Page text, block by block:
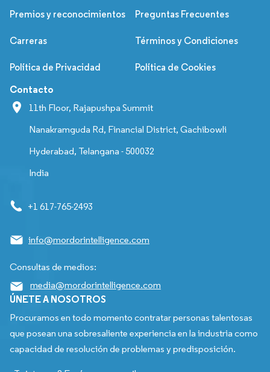
Premios y reconocimientos Preguntas Frecuentes
Carreras Términos y Condiciones
Política de Privacidad Política de Cookies
Contacto
11th Floor, Rajapushpa Summit
Nanakramguda Rd, Financial District, Gachibowli
Hyderabad, Telangana - 500032
India
+1 617-765-2493
info@mordorintelligence.com
Consultas de medios:
media@mordorintelligence.com
ÚNETE A NOSOTROS
Procuramos en todo momento contratar personas talentosas
que posean una sobresaliente experiencia en la industria como
capacidad de resolución de problemas y predisposición.